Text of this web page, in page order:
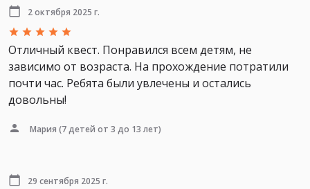
2 октября 2025 г.
Отличный квест. Понравился всем детям, не
зависимо от возраста. На прохождение потратили
почти час. Ребята были увлечены и остались
довольны!
Мария (7 детей от 3 до 13 лет)
29 сентября 2025 г.